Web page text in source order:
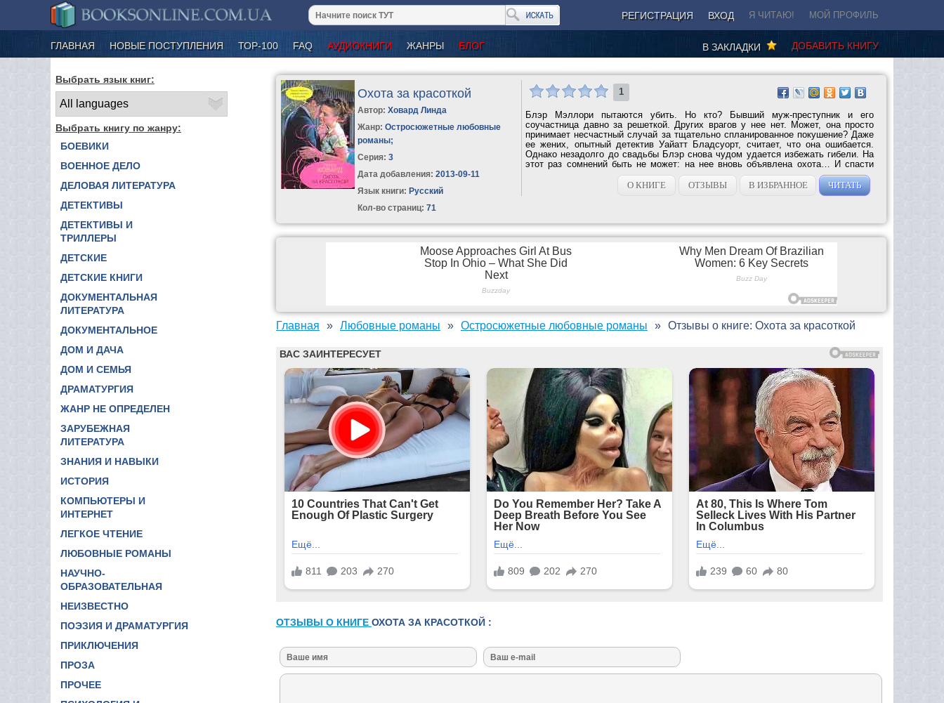
РЕГИСТРАЦИЯ ВХОД Я ЧИТАЮ! МОЙ ПРОФИЛЬ
ГЛАВНАЯ НОВЫЕ ПОСТУПЛЕНИЯ ТОР-100 FAQ АУДИОКНИГИ ЖАНРЫ БЛОГ ДОБАВИТЬ КНИГУ
В ЗАКЛАДКИ
Выбрать язык книг:
Выбрать книгу по жанру:
БОЕВИКИ
ВОЕННОЕ ДЕЛО
ДЕЛОВАЯ ЛИТЕРАТУРА
ДЕТЕКТИВЫ
ДЕТЕКТИВЫ И
ТРИЛЛЕРЫ
ДЕТСКИЕ
ДЕТСКИЕ КНИГИ
ДОКУМЕНТАЛЬНАЯ
ЛИТЕРАТУРА
ДОКУМЕНТАЛЬНОЕ
ДОМ И ДАЧА
ДОМ И СЕМЬЯ
ДРАМАТУРГИЯ
ЖАНР НЕ ОПРЕДЕЛЕН
ЗАРУБЕЖНАЯ
ЛИТЕРАТУРА
ЗНАНИЯ И НАВЫКИ
ИСТОРИЯ
КОМПЬЮТЕРЫ И
ИНТЕРНЕТ
ЛЕГКОЕ ЧТЕНИЕ
ЛЮБОВНЫЕ РОМАНЫ
НАУЧНО-
ОБРАЗОВАТЕЛЬНАЯ
НЕИЗВЕСТНО
ПОЭЗИЯ И ДРАМАТУРГИЯ
ПРИКЛЮЧЕНИЯ
ПРОЗА
ПРОЧЕЕ
Охота за красоткой
Автор:Ховард Линда
Жанр: Остросюжетные любовные
романы;
Серия:3
Дата добавления: 2013-09-11
Язык книги: Русский
Кол-во страниц: 71
1
Блэр Мэллори пытаются убить. Но кто? Бывший муж-преступник и его
соучастница давно за решеткой. Других врагов у нее нет. Может, она просто
принимает несчастный случай за тщательно спланированное покушение? Даже
ее жених, опытный детектив Уайатт Бладсуорт, считает, что она ошибается.
Однако незадолго до свадьбы Блэр снова чудом удается избежать гибели. На
этот раз сомнений быть не может: на нее вновь объявлена охота… И спасти
О КНИГЕ
ОТЗЫВЫ В ИЗБРАННОЕ ЧИТАТЬ
Главная Любовные романы Остросюжетные любовные романы Отзывы о книге: Охота за красоткой
ОТЗЫВЫ О КНИГЕ ОХОТА ЗА КРАСОТКОЙ :